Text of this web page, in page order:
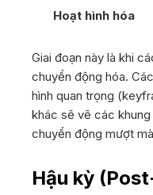
Hoạt hình hóa
Giai đoạn này là khi
chuyển động hóa.
hình quan trọng
khác sẽ vẽ các
chuyển động mượt
Hậu kỳ